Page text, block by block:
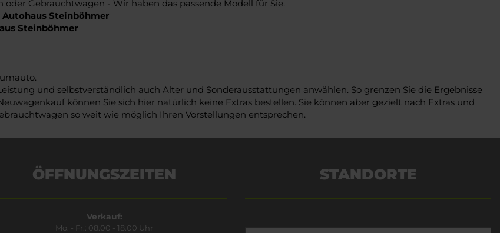
Gebrauchtwagen - Wir haben das passende Modell für Sie.
Steinböhmer
Steinböhmer
und selbstverständlich auch Alter und Sonderausstattungen anwählen. So grenzen Sie die Ergebnisse
können Sie sich hier natürlich keine Extras bestellen. Sie können aber gezielt nach Extras und
so weit wie möglich Ihren Vorstellungen entsprechen.
ÖFFNUNGSZEITEN
Verkauf:
Mo. - Fr.: 08.00 - 18.00 Uhr
STANDORTE